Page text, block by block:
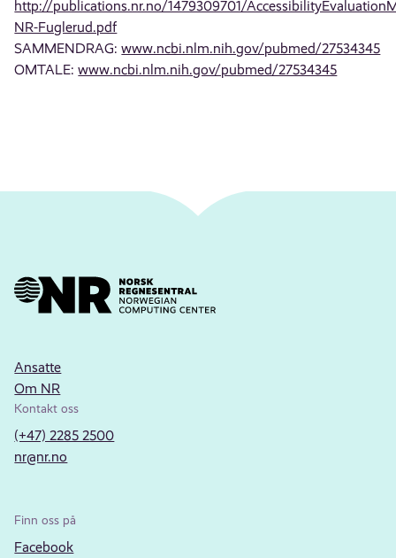
http://publications.nr.no/1479309701/
NR-Fuglerud.pdf
SAMMENDRAG:www.ncbi.nlm.nih.gov/pubmed/27534345
OMTALE:www.ncbi.nlm.nih.gov/pubmed/27534345
Ansatte
Om NR
Kontakt oss
(+47) 2285 2500
nr@nr.no
Finn oss på
Facebook